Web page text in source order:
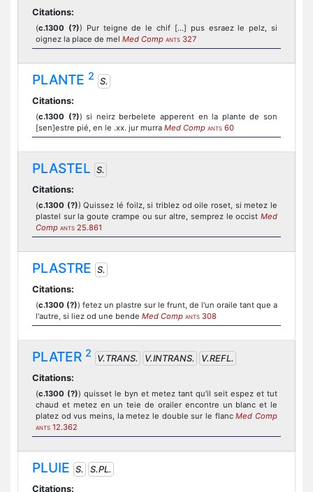
Citations:
(c.1300 (?)) Pur teigne de le chif [...] pus esraez le pelz, si
oignez la place de mel Med Comp ANTS 327
PLANTE 2 S.
Citations:
(c.1300 (?)) si neirz berbelete apperent en la plante de son
[sen]estre pié, en le .xx. jur murra Med Comp ANTS 60
PLASTEL S.
Citations:
(c.1300 (?)) Quissez lé foilz, si triblez od oile roset, si metez le
plastel sur la goute crampe ou sur altre, semprez le occist Med
Comp ANTS 25.861
PLASTRE S.
Citations:
(c.1300 (?)) fetez un plastre sur le frunt, de l'un oraile tant que a
l'autre, si liez od une bende Med Comp ANTS 308
PLATER 2 V.TRANS. V.INTRANS.
V.REFL.
Citations:
(c.1300 (?)) quisset le byn et metez tant qu'il seit espez et tut
chaud et metez en un teie de orailer encontre un blanc et le
platez od vus meins, la metez le double sur le flancMed Comp
ANTS 12.362
PLUIE S.
S.PL.
Citations: